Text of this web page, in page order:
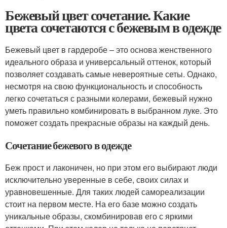
Бежевый цвет сочетание. Какие
цвета сочетаются с бежевым в одежде
Бежевый цвет в гардеробе – это основа женственного
идеального образа и универсальный оттенок, который
позволяет создавать самые невероятные сеты. Однако,
несмотря на свою функциональность и способность
легко сочетаться с разными колерами, бежевый нужно
уметь правильно комбинировать в выбранном луке. Это
поможет создать прекрасные образы на каждый день.
Сочетание бежевого в одежде
Беж прост и лаконичен, но при этом его выбирают люди
исключительно уверенные в себе, своих силах и
уравновешенные. Для таких людей самореализации
стоит на первом месте. На его базе можно создать
уникальные образы, скомбинировав его с яркими